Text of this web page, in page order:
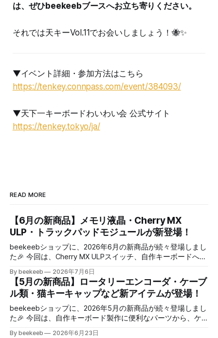
は、ぜひbeekeebブースへお立ち寄りください。
それでは天キーVol.11でお会いしましょう！🐝✨
▼イベント詳細・参加方法はこちら
https://tenkey.connpass.com/event/384093/
▼天下一キーボードわいわい会 公式サイト
https://tenkey.tokyo/ja/
READ MORE
【6月の新商品】メモリ液晶・Cherry MX
ULP・トラックパッドモジュールが新登場！
beekeebショップに、2026年6月の新商品が続々登場しまし
た🎉 今回は、Cherry MX ULPスイッチ、自作キーボードへ組
み込めるZMK対応の超低消費電力ディスプレイや、トラック
パッドをモジュールなどをご紹介します！ 今回登場した新
商品はこちら👇 🖥️ 低消費電力メモリ液晶ディスプレイ モジュ
ール（1.26" / 1.08"） ⌨️ Cherry MX ULP タクタイル MX6C-
T3NB（5個） 🔳Azoteq TPS43 トラックパッド モジュール
自作キーボードを自分好みにカスタマイズしたい方は、ぜひ
チェックしてみてください🔍 🖥️ 低消費電力メモリ液晶ディス
プレイ モジュール（1.26" / 1.08"） ZMK対応の低消費電力メ
By beekeeb 2026年7月6日
【5月の新商品】ロータリーエンコーダ・ケーブ
ル類・猫キーキャップなど新アイテムが登場！
beekeebショップに、2026年5月の新商品が続々登場しまし
た🎉 今回は、自作キーボード製作に便利なパーツから、ケ
ーブル、キーキャップなどのアイテムをご紹介します！ 今
By beekeeb 2026年6月23日